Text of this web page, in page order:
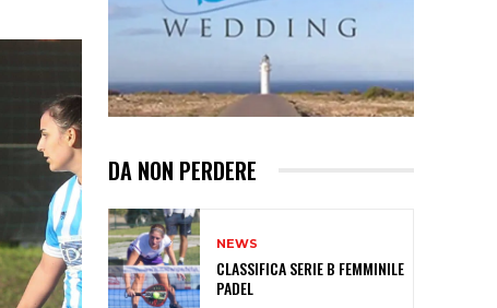
DA NON PERDERE
NEWS
CLASSIFICA SERIE B FEMMINILE
PADEL